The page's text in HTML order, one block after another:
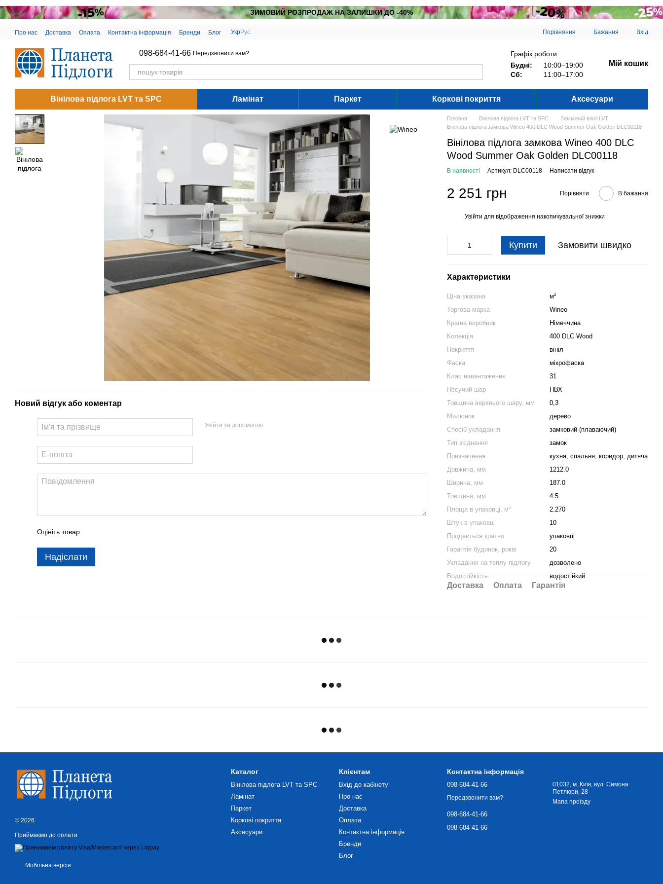
Перейти до основного контенту
ЗИМОВИЙ РОЗПРОДАЖ НА ЗАЛИШКИ ДО -40%
Про нас Доставка Оплата Контактна інформація Бренди Блог УкрРус Порівняння Бажання Вхід
098-684-41-66 Передзвонити вам?
Графік роботи:
Будні:
10:00–19:00
Сб:
11:00–17:00
Мій кошик
Вінілова підлога LVT та SPC Ламінат Паркет Коркові покриття Аксесуари
Новий відгук або коментар
Увійти за допомогою
Оцініть товар
Надіслати
Головна Вінілова підлога LVT та SPC
Замковий вініл LVT
Вінілова підлога замкова Wineo 400 DLC Wood Summer Oak Golden DLC00118
Вінілова підлога замкова Wineo 400 DLC
Wood Summer Oak Golden DLC00118
В наявності Артикул: DLC00118 Написати відгук
2 251 грн Порівняти В бажання
Увійти для відображення накопичувальної знижки
Купити Замовити швидко
Характеристики
Ціна вказана
м²
Торгова марка
Wineo
Країна виробник
Німеччина
Колекція
400 DLC Wood
Покриття
вініл
Фаска
мікрофаска
Клас навантаження
31
Несучий шар
ПВХ
Товщина верхнього шару, мм
0,3
Малюнок
дерево
Спосіб укладання
замковий (плаваючий)
Тип з'єднання
замок
Призначення
кухня, спальня, коридор, дитяча
Довжина, мм
1212.0
Ширина, мм
187.0
Товщина, мм
4.5
Площа в упаковці, м²
2.270
Штук в упаковці
10
Продається кратно
упаковці
Гарантія будинок, років
20
Укладання на теплу підлогу
дозволено
Водостійкість
водостійкий
Доставка Оплата Гарантія
© 2026
Приймаємо до оплати
Мобільна версія
Каталог
Вінілова підлога LVT та SPC
Ламінат
Паркет
Коркові покриття
Аксесуари
Клієнтам
Вхід до кабінету
Про нас
Доставка
Оплата
Контактна інформація
Бренди
Блог
Контактна інформація
098-684-41-66
Передзвонити вам?
098-684-41-66
098-684-41-66
01032, м. Київ, вул. Симона
Петлюри, 28
Мапа проїзду